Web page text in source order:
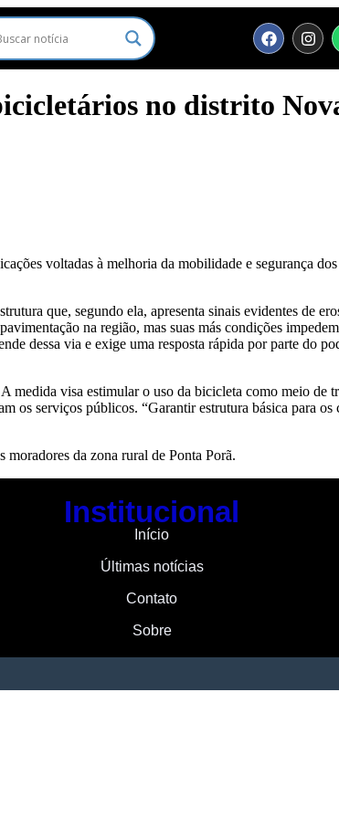
no distrito
voltadas à melhoria da mobilidade e segurança
que, segundo ela, apresenta sinais evidentes de
na região, mas suas más condições
dessa via e exige uma resposta rápida por parte do
medida visa estimular o uso da bicicleta como meio de
os serviços públicos. “Garantir estrutura básica para os
moradores da zona rural de Ponta Porã.
Institucional
Início
Últimas notícias
Contato
Sobre